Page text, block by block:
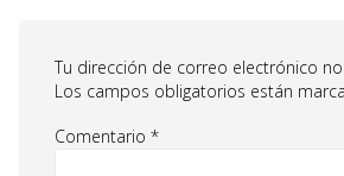
Tu dirección de correo electrónico
Los campos obligatorios están
Comentario *